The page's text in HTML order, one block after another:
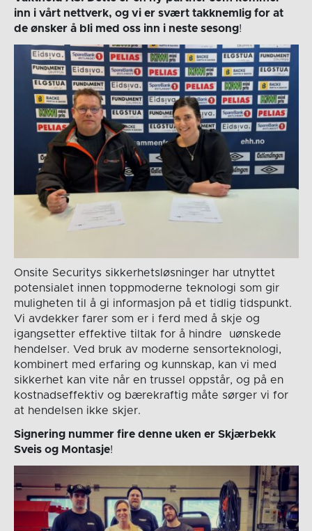
inn i vårt nettverk, og vi er svært takknemlig for at
de ønsker å bli med oss inn i neste sesong!
Onsite Securitys sikkerhetsløsninger har utnyttet
potensialet innen toppmoderne teknologi som gir
muligheten til å gi informasjon på et tidlig tidspunkt.
Vi avdekker farer som er i ferd med å skje og
igangsetter effektive tiltak for å hindre uønskede
hendelser. Ved bruk av moderne sensorteknologi,
kombinert med erfaring og kunnskap, kan vi med
sikkerhet kan vite når en trussel oppstår, og på en
kostnadseffektiv og bærekraftig måte sørger vi for
at hendelsen ikke skjer.
Signering nummer fire denne uken er Skjærbekk
Sveis og Montasje!